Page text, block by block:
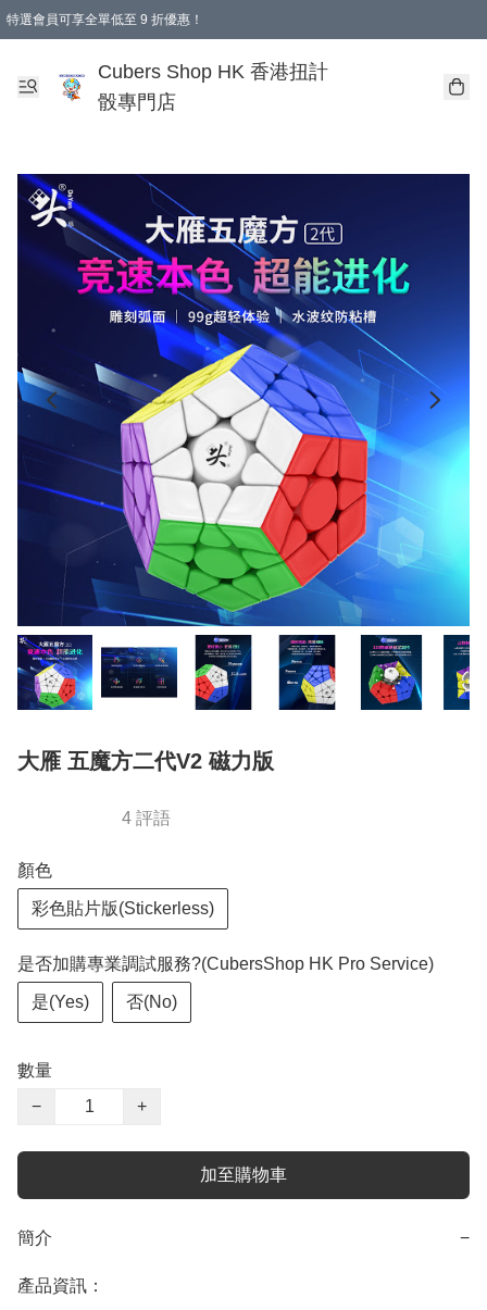
特選會員可享全單低至 9 折優惠！
購物滿 HKD 250.00 即減 HKD 28.00 運費！（適用於 本地送貨、本地取貨 )
Cubers Shop HK 香港扭計
骰專門店
大雁 五魔方二代V2 磁力版
4 評語
顏色
彩色貼片版(Stickerless)
是否加購專業調試服務?(CubersShop HK Pro Service)
是(Yes) 否(No)
數量
−
+
加至購物車
簡介 −
產品資訊：